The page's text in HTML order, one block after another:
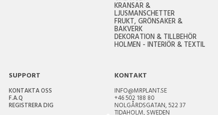
KRANSAR &
LJUSMANSCHETTER
FRUKT, GRÖNSAKER &
BAKVERK
DEKORATION & TILLBEHÖR
HOLMEN - INTERIÖR & TEXTIL
SUPPORT
KONTAKTA OSS
F.A.Q
REGISTRERA DIG
KONTAKT
INFO@MRPLANT.SE
+46 502 188 80
NOLGÅRDSGATAN, 522 37